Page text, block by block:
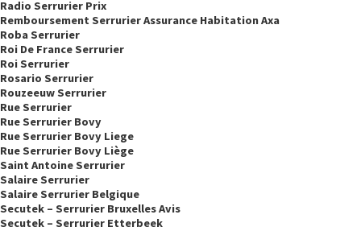
Radio Serrurier Prix
Remboursement Serrurier Assurance Habitation Axa
Roba Serrurier
Roi De France Serrurier
Roi Serrurier
Rosario Serrurier
Rouzeeuw Serrurier
Rue Serrurier
Rue Serrurier Bovy
Rue Serrurier Bovy Liege
Rue Serrurier Bovy Liège
Saint Antoine Serrurier
Salaire Serrurier
Salaire Serrurier Belgique
Secutek – Serrurier Bruxelles Avis
Secutek – Serrurier Etterbeek